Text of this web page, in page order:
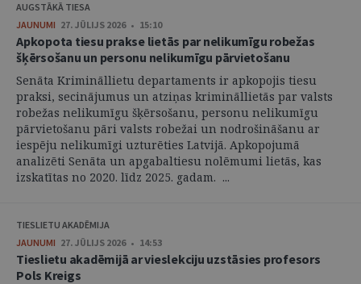
AUGSTĀKĀ TIESA
JAUNUMI 27. JŪLIJS 2026 • 15:10
Apkopota tiesu prakse lietās par nelikumīgu robežas
šķērsošanu un personu nelikumīgu pārvietošanu
Senāta Krimināllietu departaments ir apkopojis tiesu
praksi, secinājumus un atziņas krimināllietās par valsts
robežas nelikumīgu šķērsošanu, personu nelikumīgu
pārvietošanu pāri valsts robežai un nodrošināšanu ar
iespēju nelikumīgi uzturēties Latvijā. Apkopojumā
analizēti Senāta un apgabaltiesu nolēmumi lietās, kas
izskatītas no 2020. līdz 2025. gadam. ...
TIESLIETU AKADĒMIJA
JAUNUMI 27. JŪLIJS 2026 • 14:53
Tieslietu akadēmijā ar vieslekciju uzstāsies profesors
Pols Kreigs